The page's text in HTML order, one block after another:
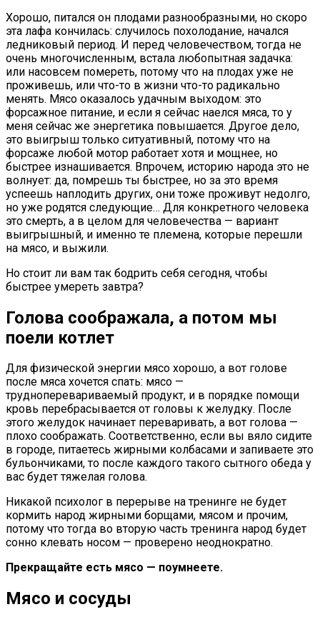
Хорошо, питался он плодами разнообразными, но скоро
эта лафа кончилась: случилось похолодание, начался
ледниковый период. И перед человечеством, тогда не
очень многочисленным, встала любопытная задачка:
или насовсем помереть, потому что на плодах уже не
проживешь, или что-то в жизни что-то радикально
менять. Мясо оказалось удачным выходом: это
форсажное питание, и если я сейчас наелся мяса, то у
меня сейчас же энергетика повышается. Другое дело,
это выигрыш только ситуативный, потому что на
форсаже любой мотор работает хотя и мощнее, но
быстрее изнашивается. Впрочем, историю народа это не
волнует: да, помрешь ты быстрее, но за это время
успеешь наплодить других, они тоже проживут недолго,
но уже родятся следующие… Для конкретного человека
это смерть, а в целом для человечества — вариант
выигрышный, и именно те племена, которые перешли
на мясо, и выжили.
Но стоит ли вам так бодрить себя сегодня, чтобы
быстрее умереть завтра?
Голова соображала, а потом мы
поели котлет
Для физической энергии мясо хорошо, а вот голове
после мяса хочется спать: мясо —
трудноперевариваемый продукт, и в порядке помощи
кровь перебрасывается от головы к желудку. После
этого желудок начинает переваривать, а вот голова —
плохо соображать. Соответственно, если вы вяло сидите
в городе, питаетесь жирными колбасами и запиваете это
бульончиками, то после каждого такого сытного обеда у
вас будет тяжелая голова.
Никакой психолог в перерыве на тренинге не будет
кормить народ жирными борщами, мясом и прочим,
потому что тогда во вторую часть тренинга народ будет
сонно клевать носом — проверено неоднократно.
Прекращайте есть мясо — поумнеете.
Мясо и сосуды